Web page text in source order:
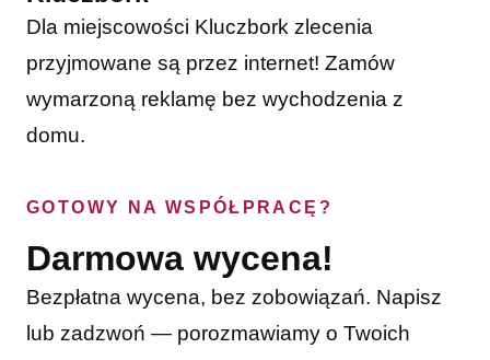
Dla miejscowości Kluczbork zlecenia
przyjmowane są przez internet! Zamów
wymarzoną reklamę bez wychodzenia z
domu.
GOTOWY NA WSPÓŁPRACĘ?
Darmowa wycena!
Bezpłatna wycena, bez zobowiązań. Napisz
lub zadzwoń — porozmawiamy o Twoich